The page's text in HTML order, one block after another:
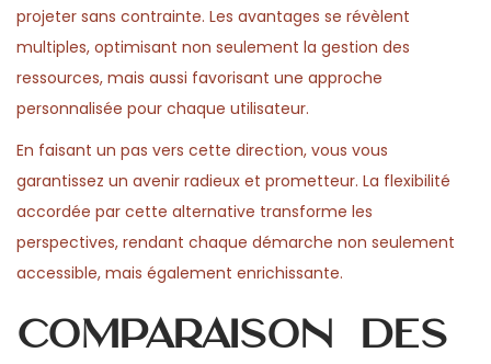
projeter sans contrainte. Les avantages se révèlent
multiples, optimisant non seulement la gestion des
ressources, mais aussi favorisant une approche
personnalisée pour chaque utilisateur.
En faisant un pas vers cette direction, vous vous
garantissez un avenir radieux et prometteur. La flexibilité
accordée par cette alternative transforme les
perspectives, rendant chaque démarche non seulement
accessible, mais également enrichissante.
Comparaison des